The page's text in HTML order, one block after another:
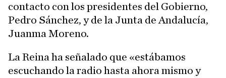
contacto con los presidentes del Gobierno,
Pedro Sánchez, y de la Junta de Andalucía,
Juanma Moreno.
La Reina ha señalado que «estábamos
escuchando la radio hasta ahora mismo y